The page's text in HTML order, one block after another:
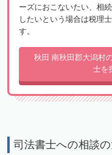
ーズにおこないたい、相
したいという場合は税理
す。
秋田 南秋田郡大潟村
士を
司法書士への相談